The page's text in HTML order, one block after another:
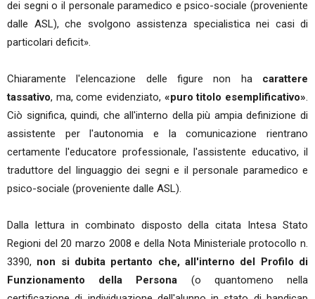
dei segni o il personale paramedico e psico-sociale (proveniente
dalle ASL), che svolgono assistenza specialistica nei casi di
particolari deficit».
Chiaramente l'elencazione delle figure non ha carattere
tassativo, ma, come evidenziato, «puro titolo esemplificativo».
Ciò significa, quindi, che all'interno della più ampia definizione di
assistente per l'autonomia e la comunicazione rientrano
certamente l'educatore professionale, l'assistente educativo, il
traduttore del linguaggio dei segni e il personale paramedico e
psico-sociale (proveniente dalle ASL).
Dalla lettura in combinato disposto della citata Intesa Stato
Regioni del 20 marzo 2008 e della Nota Ministeriale protocollo n.
3390, non si dubita pertanto che, all'interno del Profilo di
Funzionamento della Persona (o quantomeno nella